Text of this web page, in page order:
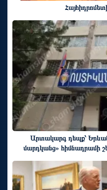
Արտակարգ դեպք՝
մարդկանց» հիմնադրամի